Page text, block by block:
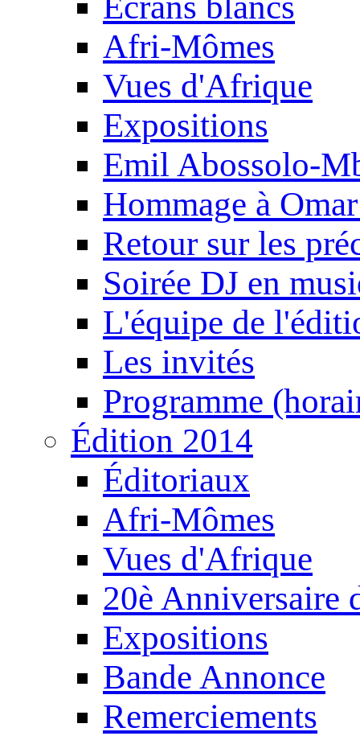
Afri-Mômes
Vues d'Afrique
Expositions
Emil Abossolo-
Hommage à
Retour sur les
Soirée DJ en
L'équipe de
Les invités
Programme
Édition 2014
Éditoriaux
Afri-Mômes
Vues d'Afrique
20è Anniversaire
Expositions
Bande Annonce
Remerciements